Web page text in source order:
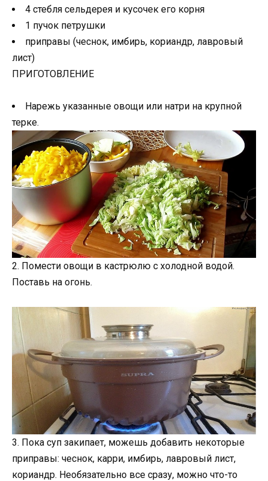
4 стебля сельдерея и кусочек его корня
1 пучок петрушки
приправы (чеснок, имбирь, кориандр, лавровый
лист)
ПРИГОТОВЛЕНИЕ
Нарежь указанные овощи или натри на крупной
терке.
2. Помести овощи в кастрюлю с холодной водой.
Поставь на огонь.
3. Пока суп закипает, можешь добавить некоторые
приправы: чеснок, карри, имбирь, лавровый лист,
кориандр. Необязательно все сразу, можно что-то